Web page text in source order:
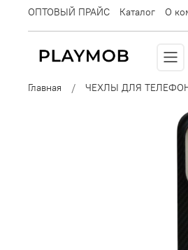
ОПТОВЫЙ ПРАЙС Каталог О
Главная
ЧЕХЛЫ ДЛЯ